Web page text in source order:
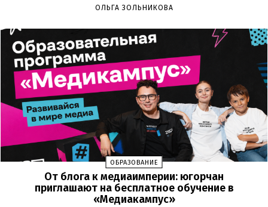
ОЛЬГА ЗОЛЬНИКОВА
ОБРАЗОВАНИЕ
От блога к медиаимперии: югорчан
приглашают на бесплатное обучение в
«Медиакампус»